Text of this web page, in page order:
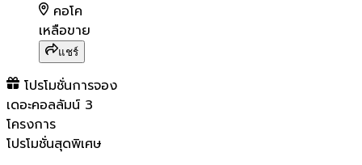
คอโค
เหลือขาย
แชร์
โปรโมชั่นการจอง
เดอะคอลลัมน์ 3
โครงการ
โปรโมชั่นสุดพิเศษ